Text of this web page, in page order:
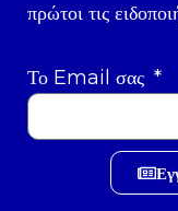
πρώτοι τις
Το Email σας